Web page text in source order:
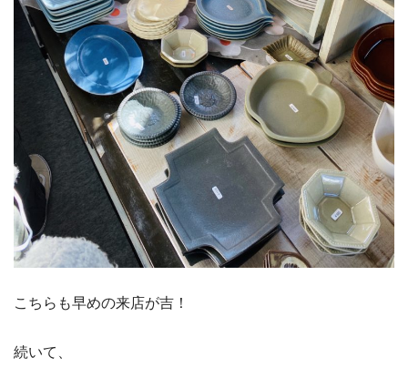
こちらも早めの来店が吉！
続いて、